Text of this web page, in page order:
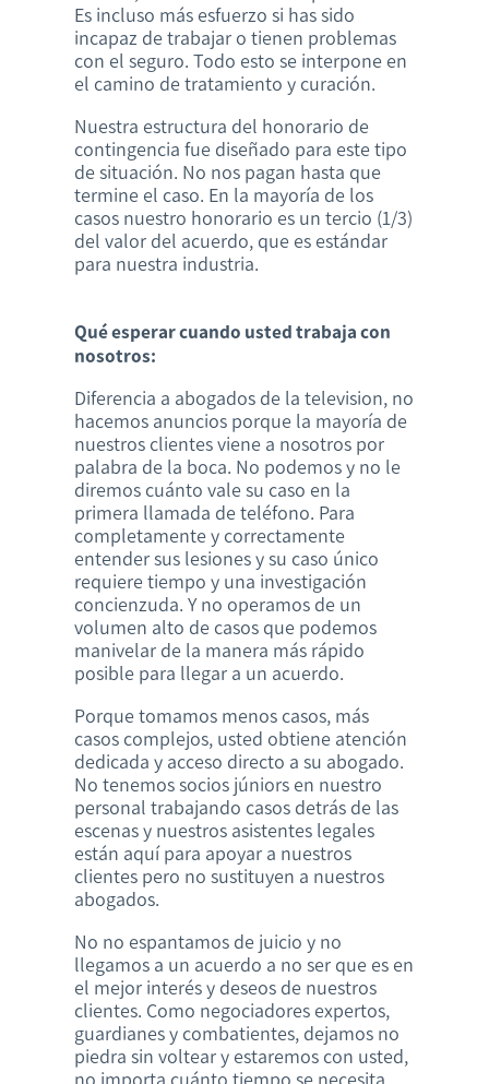
Es incluso más esfuerzo si has sido
incapaz de trabajar o tienen problemas
con el seguro. Todo esto se interpone en
el camino de tratamiento y curación.
Nuestra estructura del honorario de
contingencia fue diseñado para este tipo
de situación. No nos pagan hasta que
termine el caso. En la mayoría de los
casos nuestro honorario es un tercio (1/3)
del valor del acuerdo, que es estándar
para nuestra industria.
Qué esperar cuando usted trabaja con
nosotros:
Diferencia a abogados de la television, no
hacemos anuncios porque la mayoría de
nuestros clientes viene a nosotros por
palabra de la boca. No podemos y no le
diremos cuánto vale su caso en la
primera llamada de teléfono. Para
completamente y correctamente
entender sus lesiones y su caso único
requiere tiempo y una investigación
concienzuda. Y no operamos de un
volumen alto de casos que podemos
manivelar de la manera más rápido
posible para llegar a un acuerdo.
Porque tomamos menos casos, más
casos complejos, usted obtiene atención
dedicada y acceso directo a su abogado.
No tenemos socios júniors en nuestro
personal trabajando casos detrás de las
escenas y nuestros asistentes legales
están aquí para apoyar a nuestros
clientes pero no sustituyen a nuestros
abogados.
No no espantamos de juicio y no
llegamos a un acuerdo a no ser que es en
el mejor interés y deseos de nuestros
clientes. Como negociadores expertos,
guardianes y combatientes, dejamos no
piedra sin voltear y estaremos con usted,